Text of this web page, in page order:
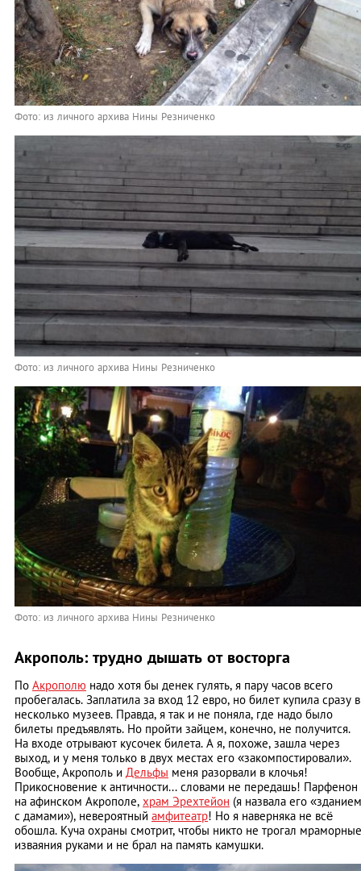
Фото: из личного архива Нины Резниченко
Фото: из личного архива Нины Резниченко
Фото: из личного архива Нины Резниченко
Акрополь: трудно дышать от восторга
По Акрополю надо хотя бы денек гулять, я пару часов всего
пробегалась. Заплатила за вход 12 евро, но билет купила сразу в
несколько музеев. Правда, я так и не поняла, где надо было
билеты предъявлять. Но пройти зайцем, конечно, не получится.
На входе отрывают кусочек билета. А я, похоже, зашла через
выход, и у меня только в двух местах его «закомпостировали».
Вообще, Акрополь и Дельфы меня разорвали в клочья!
Прикосновение к античности... словами не передашь! Парфенон
на афинском Акрополе, храм Эрехтейон (я назвала его «зданием
с дамами»), невероятный амфитеатр! Но я наверняка не всё
обошла. Куча охраны смотрит, чтобы никто не трогал мраморные
изваяния руками и не брал на память камушки.